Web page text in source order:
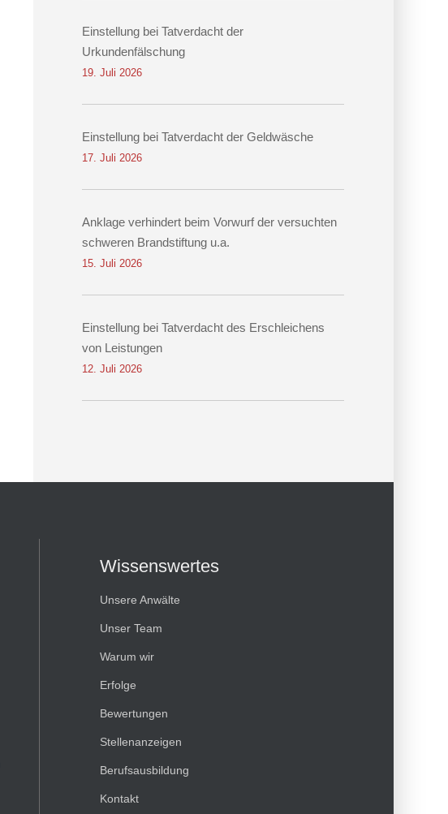
Einstellung bei Tatverdacht der
Urkundenfälschung
19. Juli 2026
Einstellung bei Tatverdacht der Geldwäsche
17. Juli 2026
Anklage verhindert beim Vorwurf der versuchten
schweren Brandstiftung u.a.
15. Juli 2026
Einstellung bei Tatverdacht des Erschleichens
von Leistungen
12. Juli 2026
Wissenswertes
Unsere Anwälte
Unser Team
Warum wir
Erfolge
Bewertungen
Stellenanzeigen
Berufsausbildung
Kontakt